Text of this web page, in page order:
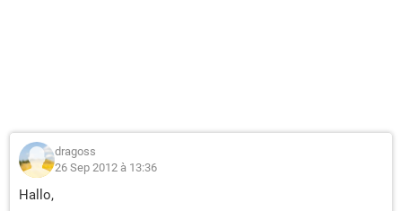
dragoss
26 Sep 2012 à 13:36
Hallo,